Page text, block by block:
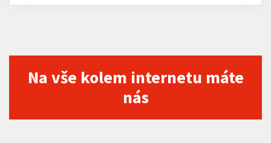
Na vše kolem internetu máte
nás